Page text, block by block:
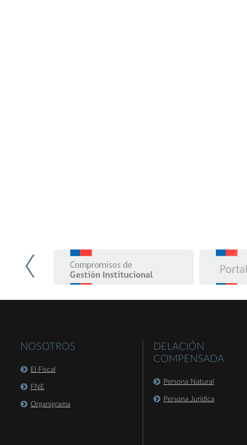
NOSOTROS
El Fiscal
FNE
Organigrama
DELACIÓN
COMPENSADA
Persona Natural
Persona Jurídica